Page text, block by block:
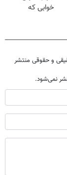
خوابی که
و حقوقی منتشر
نمی‌شود.